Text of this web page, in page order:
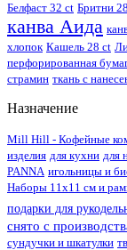
Белфаст 32 ct Бритни
канва Аида
хлопок Кашель 28 ct
перфорированная
страмин ткань с
Назначение
Mill Hill - Кофейные
изделия для кухни для
PANNA игольницы и
Наборы 11х11 см и
подарки для
снято с
сундучки и шкатулки